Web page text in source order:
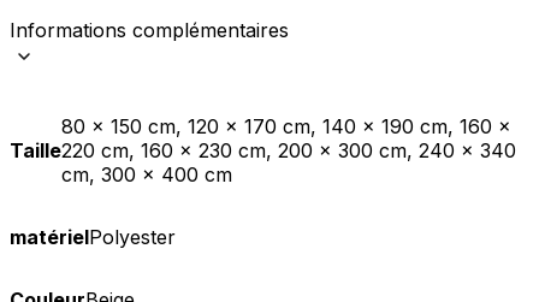
Informations complémentaires
Taille
80 x 150 cm, 120 x 170 cm, 140 x 190 cm, 160 x
220 cm, 160 x 230 cm, 200 x 300 cm, 240 x 340
cm, 300 x 400 cm
matérielPolyester